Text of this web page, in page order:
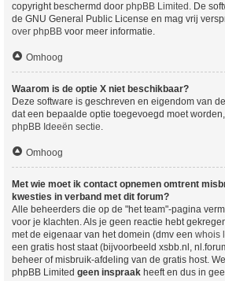
copyright beschermd door phpBB Limited . De
de GNU General Public License en mag vrij
over phpBB voor meer informatie.
Omhoog
Waarom is de optie X niet beschikbaar?
Deze software is geschreven en eigendom van
dat een bepaalde optie toegevoegd moet
phpBB Ideeën sectie.
Omhoog
Met wie moet ik contact opnemen omtrent
kwesties in verband met dit forum?
Alle beheerders die op de "het team"-pagina
voor je klachten. Als je geen reactie hebt
met de eigenaar van het domein (dmv een whois
een gratis host staat (bijvoorbeeld xsbb.nl,
beheer of misbruik-afdeling van de gratis host.
phpBB Limited geen inspraak heeft en dus in